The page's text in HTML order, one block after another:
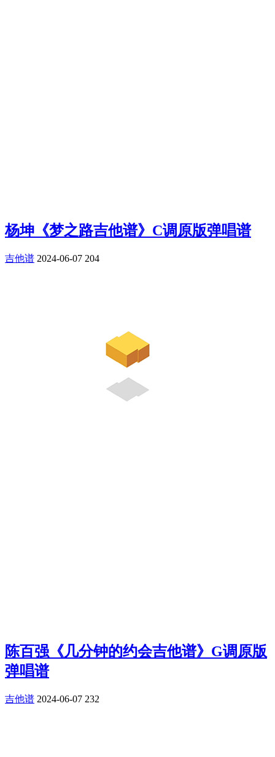
杨坤《梦之路吉他谱》C调原版弹唱谱
吉他谱 2024-06-07 204
陈百强《几分钟的约会吉他谱》G调原版
弹唱谱
吉他谱 2024-06-07 232